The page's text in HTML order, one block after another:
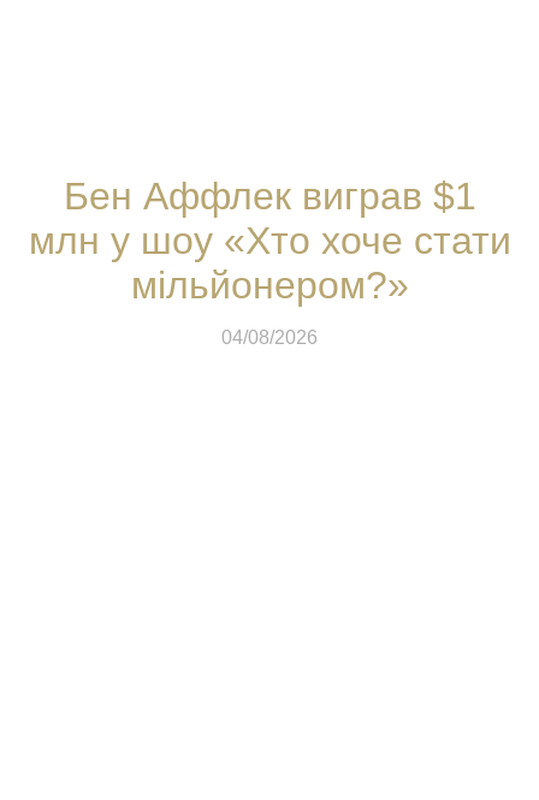
Бен Аффлек виграв $1
млн у шоу «Хто хоче стати
мільйонером?»
04/08/2026